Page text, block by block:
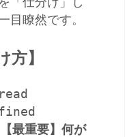
目瞭然です。
方】
【最重要】何が